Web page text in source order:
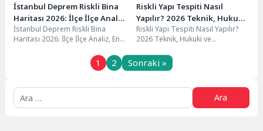
İstanbul Deprem Riskli Bina
Haritası 2026: İlçe İlçe Analiz,
En Riskli Mahalleler ve
Kentsel Dönüşüm Rehberi
İstanbul Deprem Riskli Bina
Haritası 2026: İlçe İlçe Analiz, En
Riskli Yapı Tespiti Nasıl
Yapılır? 2026 Teknik, Hukuki
ve Uygulamalı Kapsamlı
Rehber
Riskli Yapı Tespiti Nasıl Yapılır?
2026 Teknik, Hukuki ve
Türkiye bir deprem...
1 2 Sonraki »
Arama: